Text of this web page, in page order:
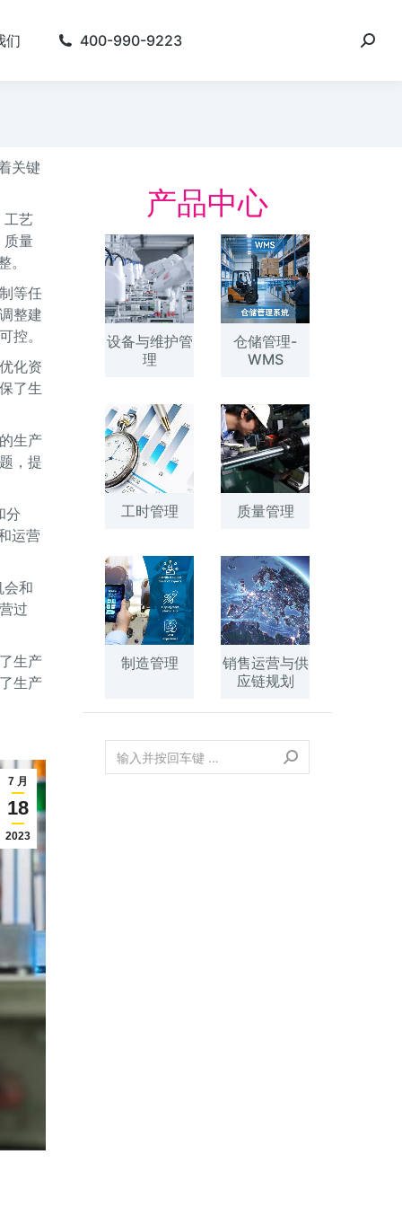
们 400-990-9223
关键
工艺
质量
等任
整建
控。
化资
了生
生产
，提
分
运营
会和
过
生产
生产
7 月
18
2023
产品中心
设备与维护管
理
仓储管理-
WMS
工时管理 质量管理
制造管理
销售运营与供
应链规划